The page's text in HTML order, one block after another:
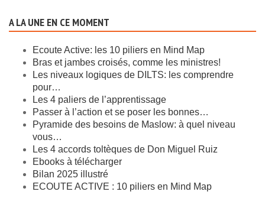
A LA UNE EN CE MOMENT
Ecoute Active: les 10 piliers en Mind Map
Bras et jambes croisés, comme les ministres!
Les niveaux logiques de DILTS: les comprendre
pour…
Les 4 paliers de l’apprentissage
Passer à l’action et se poser les bonnes…
Pyramide des besoins de Maslow: à quel niveau
vous…
Les 4 accords toltèques de Don Miguel Ruiz
Ebooks à télécharger
Bilan 2025 illustré
ECOUTE ACTIVE : 10 piliers en Mind Map